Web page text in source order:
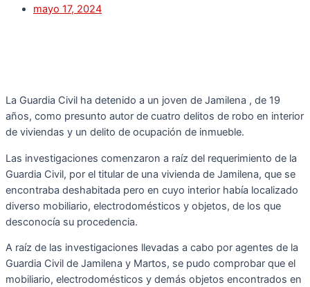
mayo 17, 2024
La Guardia Civil ha detenido a un joven de Jamilena , de 19
años, como presunto autor de cuatro delitos de robo en interior
de viviendas y un delito de ocupación de inmueble.
Las investigaciones comenzaron a raíz del requerimiento de la
Guardia Civil, por el titular de una vivienda de Jamilena, que se
encontraba deshabitada pero en cuyo interior había localizado
diverso mobiliario, electrodomésticos y objetos, de los que
desconocía su procedencia.
A raíz de las investigaciones llevadas a cabo por agentes de la
Guardia Civil de Jamilena y Martos, se pudo comprobar que el
mobiliario, electrodomésticos y demás objetos encontrados en